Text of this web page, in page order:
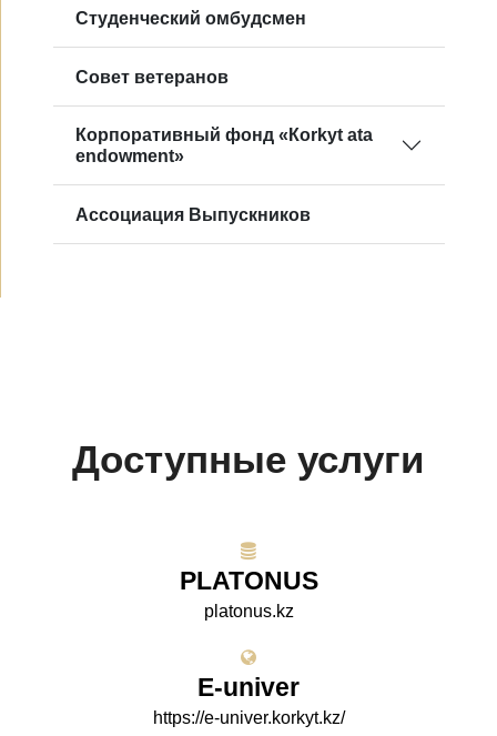
Студенческий омбудсмен
Совет ветеранов
Корпоративный фонд «Кorkyt ata
endowment»
Ассоциация Выпускников
Доступные услуги
PLATONUS
platonus.kz
E-univer
https://e-univer.korkyt.kz/